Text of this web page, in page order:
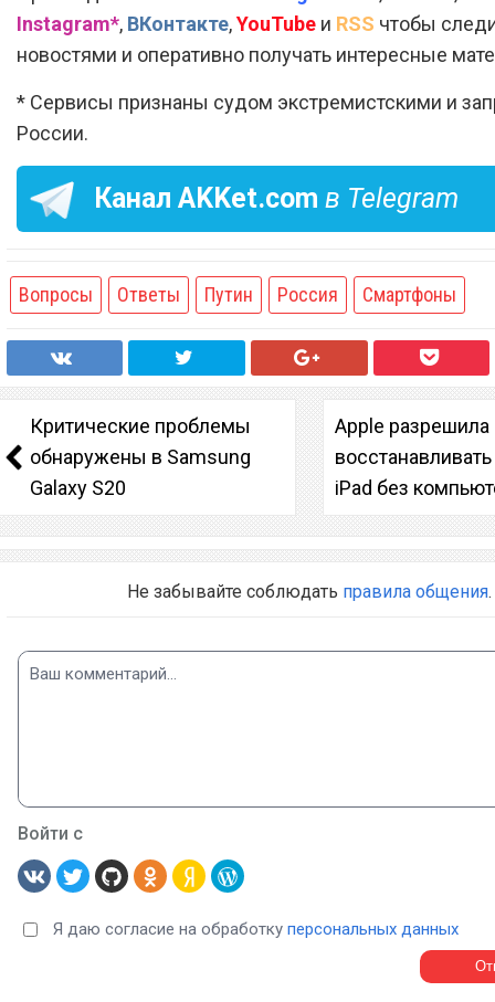
Instagram*, ВКонтакте,YouTube и RSS чтобы
новостями и оперативно получать интересные
* Сервисы признаны судом экстремистскими и
России.
Канал AKKet.com в Telegram
Вопросы Ответы Путин Россия Смартфоны
Критические проблемы
обнаружены в Samsung
Galaxy S20
Apple разрешила
iPad без
Не забывайте соблюдать правила общения.
Войти с
Я даю согласие на обработку персональных данных